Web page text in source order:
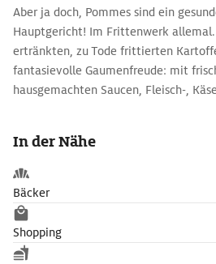
Aber ja doch, Pommes sind ein
Hauptgericht! Im Frittenwerk
ertränkten, zu Tode frittierten
fantasievolle Gaumenfreude: mit
hausgemachten Saucen, Fleisch-,
In der Nähe
Bäcker
Shopping